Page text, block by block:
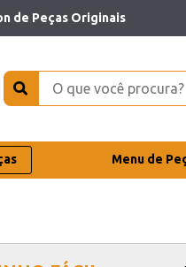
de Peças Originais
Menu de